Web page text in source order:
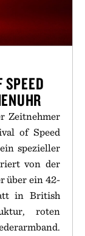
SPEED
Zeitnehmer
of Speed
spezieller
von der
über ein 42-
in British
roten